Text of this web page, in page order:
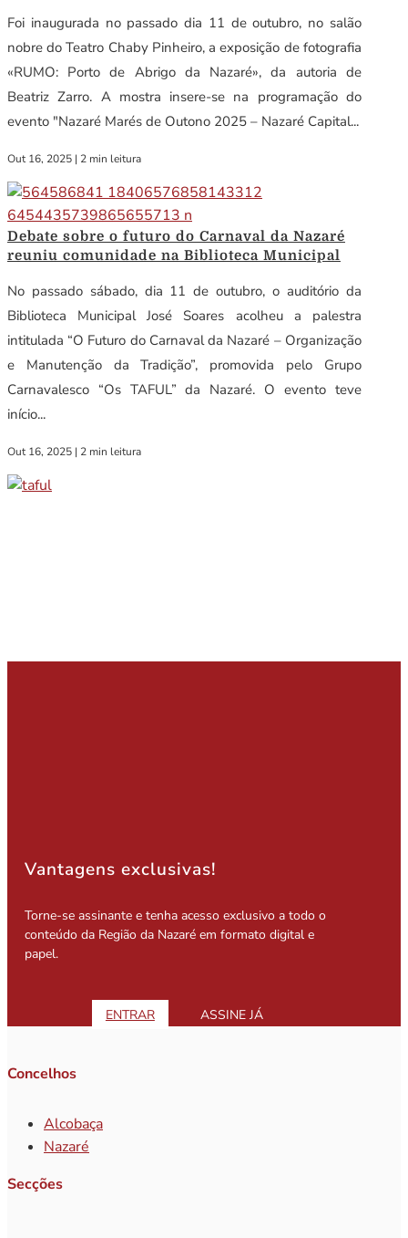
Foi inaugurada no passado dia 11 de outubro, no salão
nobre do Teatro Chaby Pinheiro, a exposição de fotografia
«RUMO: Porto de Abrigo da Nazaré», da autoria de
Beatriz Zarro. A mostra insere-se na programação do
evento "Nazaré Marés de Outono 2025 – Nazaré Capital...
Out 16, 2025 | 2 min leitura
Debate sobre o futuro do Carnaval da Nazaré
reuniu comunidade na Biblioteca Municipal
No passado sábado, dia 11 de outubro, o auditório da
Biblioteca Municipal José Soares acolheu a palestra
intitulada “O Futuro do Carnaval da Nazaré – Organização
e Manutenção da Tradição”, promovida pelo Grupo
Carnavalesco “Os TAFUL” da Nazaré. O evento teve
início...
Out 16, 2025 | 2 min leitura
Vantagens exclusivas!
Torne-se assinante e tenha acesso exclusivo a todo o
conteúdo da Região da Nazaré em formato digital e
papel.
ENTRAR ASSINE JÁ
Concelhos
Alcobaça
Nazaré
Secções